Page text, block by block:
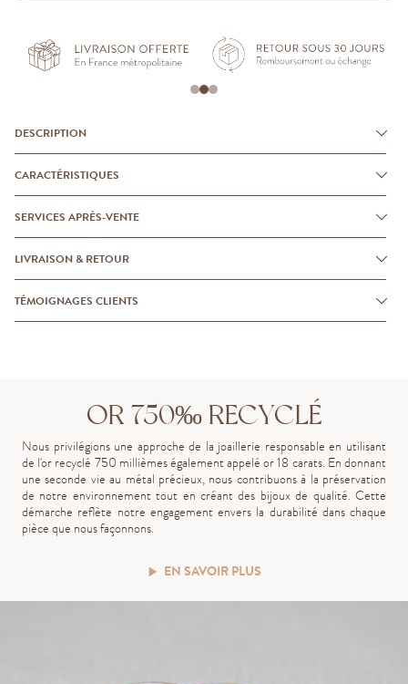
DESCRIPTION
CARACTÉRISTIQUES
SERVICES APRÈS-VENTE
LIVRAISON & RETOUR
TÉMOIGNAGES CLIENTS
OR 750‰ RECYCLÉ
Nous privilégions une approche de la joaillerie responsable en utilisant
de l'or recyclé 750 millièmes également appelé or 18 carats. En donnant
une seconde vie au métal précieux, nous contribuons à la préservation
de notre environnement tout en créant des bijoux de qualité. Cette
démarche reflète notre engagement envers la durabilité dans chaque
pièce que nous façonnons.
EN SAVOIR PLUS